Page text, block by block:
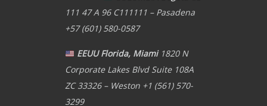
111 47 A 96 C111111 – Pasadena
+57 (601) 580-0587
EEUU Florida, Miami1820 N
Corporate Lakes Blvd Suite 108A
ZC 33326 – Weston +1 (561) 570-
3299